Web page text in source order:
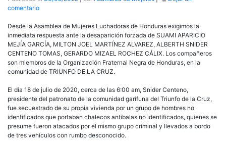
comentarioen
una
respuesta
inmediata
ante
la
desaparición
de
los
compañeros
del
Triunfo
de
Desde la Asamblea de Mujeres Luchadoras de Honduras exigimos la
inmediata respuesta ante la desaparición forzada de SUAMI APARICIO
MEJÍA GARCÍA, MILTON JOEL MARTÍNEZ ALVAREZ, ALBERTH SNIDER
CENTENO TOMAS, GERARDO MIZAEL ROCHEZ CÁLIX. Los compañeros
son miembros de la Organización Fraternal Negra de Honduras, en la
comunidad de TRIUNFO DE LA CRUZ.
El día 18 de julio de 2020, cerca de las 6:00 am, Snider Centeno,
presidente del patronato de la comunidad garífuna del Triunfo de la Cruz,
fue secuestrado de su propia vivienda por un grupo de hombres no
identificados que portaban chalecos antibalas no identificados, quienes se
presume fueron atacados por el mismo grupo criminal y llevados a bordo
de tres vehículos con rumbo desconocido.